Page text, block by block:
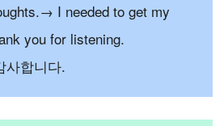
I needed to get my
you for listening.
사합니다.